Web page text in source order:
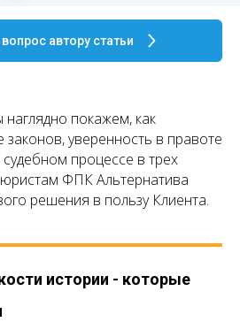
автору статьи
покажем, как
законов, уверенность в правоте
процессе в трех
ФПК Альтернатива
решения в пользу Клиента.
истории - которые